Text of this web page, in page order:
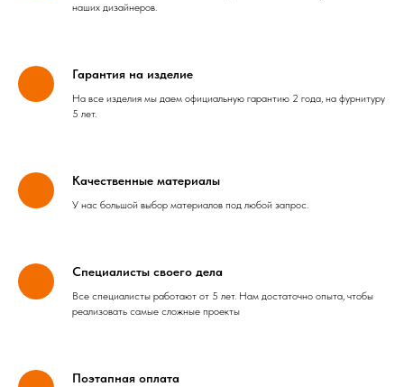
наших дизайнеров.
Гарантия на изделие
На все изделия мы даем официальную гарантию 2 года, на фурнитуру
5 лет.
Качественные материалы
У нас большой выбор материалов под любой запрос.
Специалисты своего дела
Все специалисты работают от 5 лет. Нам достаточно опыта, чтобы
реализовать самые сложные проекты
Поэтапная оплата